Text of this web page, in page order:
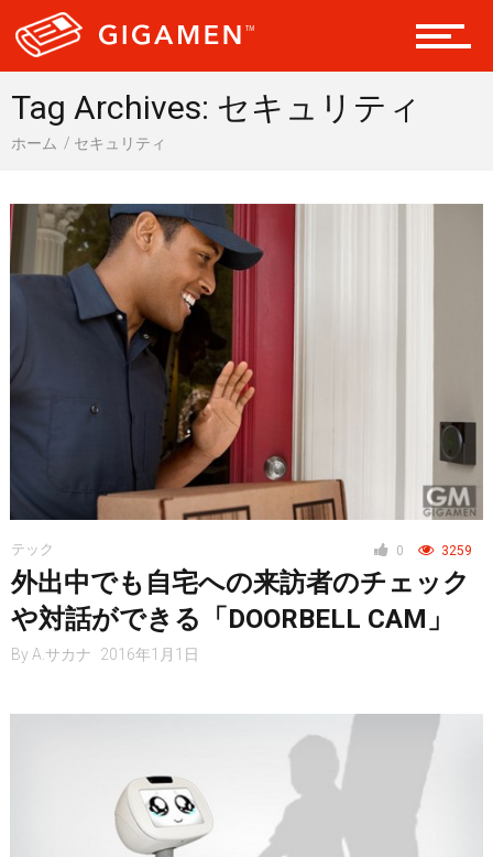
ギア
レジャー
仮想通貨
Tag Archives: セキュリティ
ホーム セキュリティ
0 3259
テック
外出中でも自宅への来訪者のチェック
や対話ができる「DOORBELL CAM」
By A.サカナ 2016年1月1日